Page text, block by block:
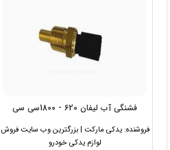
فشنگی آب لیفان 620 - 1800سی سی
فروشنده: یدکی مارکت | بزرگترین وب سایت فروش
لوازم یدکی خودرو